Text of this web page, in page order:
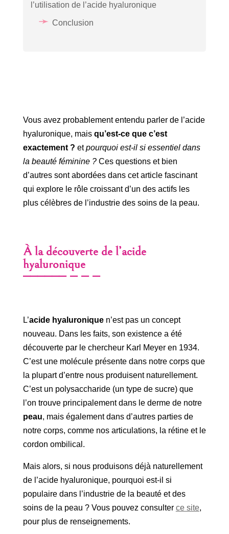
l’utilisation de l’acide hyaluronique
Conclusion
Vous avez probablement entendu parler de l’acide
hyaluronique, mais qu’est-ce que c’est
exactement ? etpourquoi est-il si essentiel dans
la beauté féminine ?Ces questions et bien
d’autres sont abordées dans cet article fascinant
qui explore le rôle croissant d’un des actifs les
plus célèbres de l’industrie des soins de la peau.
À la découverte de l’acide
hyaluronique
L’acide hyaluroniquen’est pas un concept
nouveau. Dans les faits, son existence a été
découverte par le chercheur Karl Meyer en 1934.
C’est une molécule présente dans notre corps que
la plupart d’entre nous produisent naturellement.
C’est un polysaccharide (un type de sucre) que
l’on trouve principalement dans le derme de notre
peau, mais également dans d’autres parties de
notre corps, comme nos articulations, la rétine et le
cordon ombilical.
Mais alors, si nous produisons déjà naturellement
de l’acide hyaluronique, pourquoi est-il si
populaire dans l’industrie de la beauté et des
soins de la peau ? Vous pouvez consulter ce site,
pour plus de renseignements.